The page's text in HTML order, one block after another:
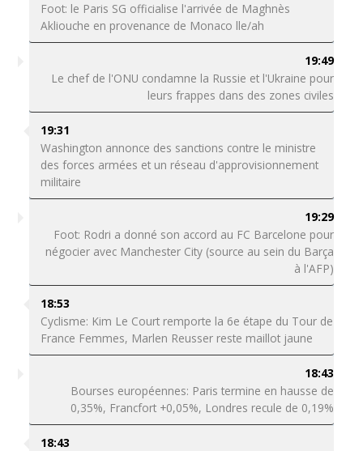
Foot: le Paris SG officialise l'arrivée de Maghnès
Akliouche en provenance de Monaco lle/ah
19:49
Le chef de l'ONU condamne la Russie et l'Ukraine pour
leurs frappes dans des zones civiles
19:31
Washington annonce des sanctions contre le ministre
des forces armées et un réseau d'approvisionnement
militaire
19:29
Foot: Rodri a donné son accord au FC Barcelone pour
négocier avec Manchester City (source au sein du Barça
à l'AFP)
18:53
Cyclisme: Kim Le Court remporte la 6e étape du Tour de
France Femmes, Marlen Reusser reste maillot jaune
18:43
Bourses européennes: Paris termine en hausse de
0,35%, Francfort +0,05%, Londres recule de 0,19%
18:43